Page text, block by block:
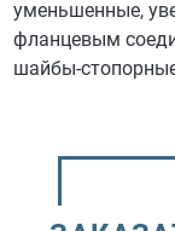
уменьшенные,
фланцевым
шайбы-